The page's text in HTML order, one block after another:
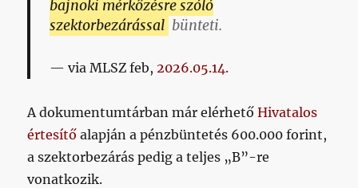
bajnoki mérkőzésre szóló
szektorbezárással bünteti.
via MLSZ feb, 2026.05.14.
A dokumentumtárban már elérhetőHivatalos
értesítő alapján a pénzbüntetés 600.000 forint,
a szektorbezárás pedig a teljes „B”-re
vonatkozik.